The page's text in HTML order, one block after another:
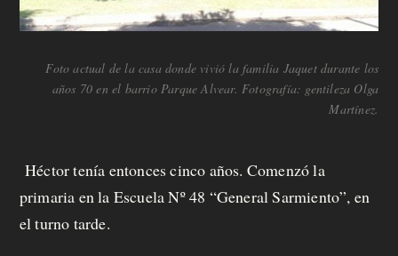
Foto actual de la casa donde vivió la familia Jaquet durante los
años 70 en el barrio Parque Alvear. Fotografía: gentileza Olga
Martínez.
Héctor tenía entonces cinco años. Comenzó la
primaria en la Escuela Nº 48 “General Sarmiento”, en
el turno tarde.